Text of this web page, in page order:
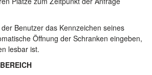
Benutzer das Kennzeichen seines
Öffnung der Schranken eingeben,
lesbar ist.